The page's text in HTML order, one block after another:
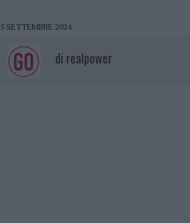
5 SETTEMBRE 2024
di realpower